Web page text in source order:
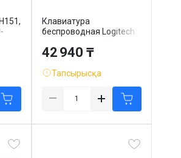
Клавиатура
беспроводная Logitech
доп.клавиш, ENG,
42 940 ₸
Тапсырысқа